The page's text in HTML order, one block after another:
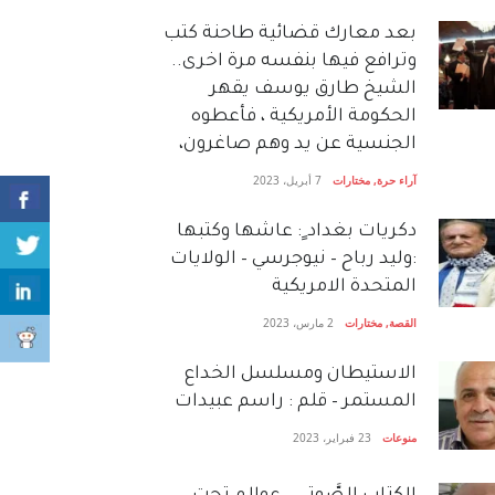
بعد معارك قضائية طاحنة كتب
وترافع فيها بنفسه مرة اخرى..
الشيخ طارق يوسف يقهر
الحكومة الأمريكية ، فأعطوه
الجنسية عن يد وهم صاغرون،
آراء حرة, مختارات 7 أبريل، 2023
دكريات بغداد ٍ: عاشها وكتبها
:وليد رباح – نيوجرسي – الولايات
المتحدة الامريكية
القصة, مختارات 2 مارس، 2023
الاستيطان ومسلسل الخداع
المستمر – قلم : راسم عبيدات
منوعات 23 فبراير، 2023